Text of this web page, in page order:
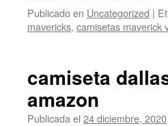
Publicado en Uncategorized |
mavericks, camisetas maverick
camiseta
amazon
Publicada el 24 diciembre, 2020